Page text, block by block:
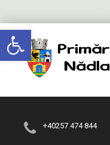
Deschide bara de unelte
+40257 474 844